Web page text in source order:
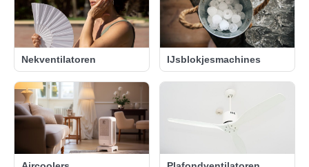
Nekventilatoren IJsblokjesmachines